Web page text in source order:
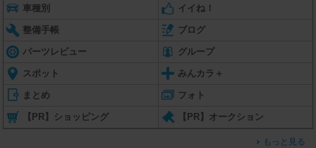
車種別 イイね！
整備手帳 ブログ
パーツレビュー グループ
スポット みんカラ＋
まとめ フォト
【PR】ショッピング 【PR】オークション
もっと見る